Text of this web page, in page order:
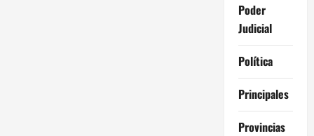
Poder
Judicial
Política
Principales
Provincias